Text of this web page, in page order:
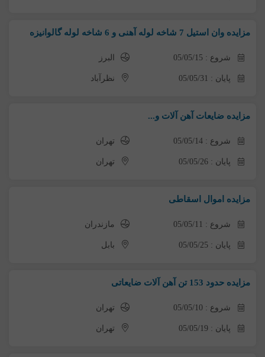
مزایده وان استیل 7 شاخه لوله آهنی و 6 شاخه لوله گالوانیزه
شروع : 05/05/15 البرز
پایان : 05/05/31 نظرآباد
مزایده ضایعات آهن آلات و...
شروع : 05/05/14 تهران
پایان : 05/05/26 تهران
مزایده اموال اسقاطی
شروع : 05/05/11 مازندران
پایان : 05/05/25 بابل
مزایده حدود 153 تن آهن آلات ضایعاتی
شروع : 05/05/10 تهران
پایان : 05/05/19 تهران